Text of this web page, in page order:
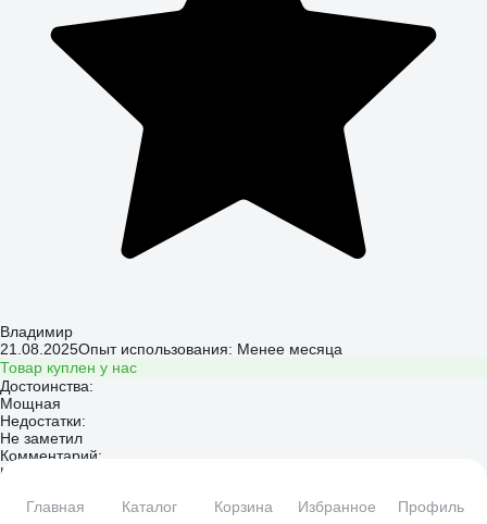
Главная Каталог Корзина Избранное Профиль
Владимир
21.08.2025Опыт использования: Менее месяца
Товар куплен у нас
Достоинства:
Мощная
Недостатки:
Не заметил
Комментарий:
Шайтанмашина
0